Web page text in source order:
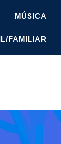
MÚSICA
FAMILIAR